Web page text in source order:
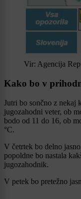
Vir: Agencija
Kako bo v
Jutri bo sončno z nekaj
jugozahodni veter, ob
bodo od 11 do 16, ob
°C.
V četrtek bo delno
popoldne bo nastala
jugozahodnik.
V petek bo pretežno